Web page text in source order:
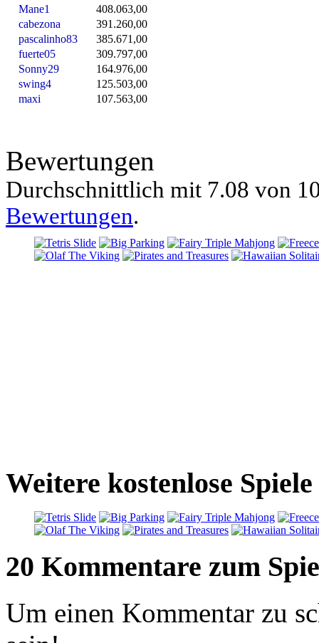
Mane1
408.063,00
cabezona
391.260,00
pascalinho83
385.671,00
fuerte05
309.797,00
Sonny29
164.976,00
swing4
125.503,00
maxi
107.563,00
Bewertungen
Durchschnittlich mit 7.08 von
Bewertungen.
Weitere kostenlose
20 Kommentare zum
Um einen Kommentar zu